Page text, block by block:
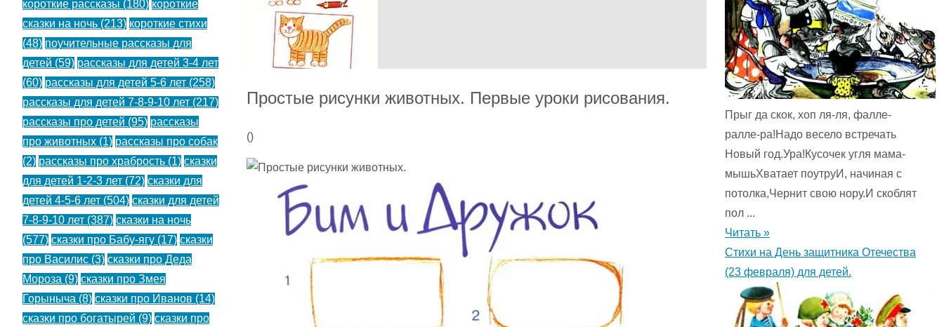
Простые рисунки животных. Первые уроки рисования.
()
короткие рассказы (180) короткие
сказки на ночь (213) короткие стихи
(48) поучительные рассказы для
детей (59) рассказы для детей 3-4 лет
(60) рассказы для детей 5-6 лет (258)
рассказы для детей 7-8-9-10 лет (217)
рассказы про детей (95) рассказы
про животных (1) рассказы про собак
(2) рассказы про храбрость (1) сказки
для детей 1-2-3 лет (72) сказки для
детей 4-5-6 лет (504) сказки для детей
7-8-9-10 лет (387) сказки на ночь
(577) сказки про Бабу-ягу (17) сказки
про Василис (3) сказки про Деда
Мороза (9) сказки про Змея
Горыныча (8) сказки про Иванов (14)
сказки про богатырей (9) сказки про
Прыг да скок, хоп ля-ля, фалле-
ралле-ра!Надо весело встречать
Новый год.Ура!Кусочек угля мама-
мышьХватает поутруИ, начиная с
потолка,Чернит свою нору.И скоблят
пол ...
Читать »
Стихи на День защитника Отечества
(23 февраля) для детей.